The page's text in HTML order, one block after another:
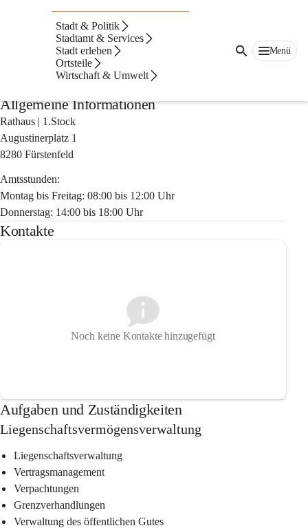
Stadt & Politik
Stadtamt & Services
Stadt erleben
Ortsteile
Wirtschaft & Umwelt
Menü
Liegenschaftsvermöge
nsverwaltung
Allgemeine Informationen
Rathaus | 1.Stock
Augustinerplatz 1
8280 Fürstenfeld
Amtsstunden:
Montag bis Freitag: 08:00 bis 12:00 Uhr
Donnerstag: 14:00 bis 18:00 Uhr
Kontakte
Noch keine Kontakte hinzugefügt
Aufgaben und Zuständigkeiten
Liegenschaftsvermögensverwaltung
Liegenschaftsverwaltung
Vertragsmanagement
Verpachtungen
Grenzverhandlungen
Verwaltung des öffentlichen Gutes